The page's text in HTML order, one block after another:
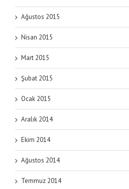
Ağustos 2015
Nisan 2015
Mart 2015
Şubat 2015
Ocak 2015
Aralık 2014
Ekim 2014
Ağustos 2014
Temmuz 2014